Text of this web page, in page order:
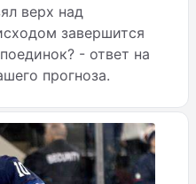
верх над
завершится
- ответ на
прогноза.